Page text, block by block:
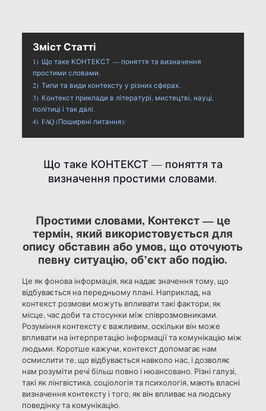
Зміст Статті
1) Що таке КОНТЕКСТ — поняття та визначення
простими словами.
2) Типи та види контексту у різних сферах.
3) Контекст приклади в літературі, мистецтві, науці,
політиці і так далі.
4) FAQ (Поширені питання):
Що таке КОНТЕКСТ — поняття та
визначення простими словами.
Простими словами, Контекст — це
термін, який використовується для
опису обставин або умов, що оточують
певну ситуацію, об’єкт або подію.
Це як фонова інформація, яка надає значення тому, що
відбувається на передньому плані. Наприклад, на
контекст розмови можуть впливати такі фактори, як
місце, час доби та стосунки між співрозмовниками.
Розуміння контексту є важливим, оскільки він може
впливати на інтерпретацію інформації та комунікацію між
людьми. Коротше кажучи, контекст допомагає нам
осмислити те, що відбувається навколо нас, і дозволяє
нам розуміти речі більш повно і нюансовано. Різні галузі,
такі як лінгвістика, соціологія та психологія, мають власні
визначення контексту і того, як він впливає на людську
поведінку та комунікацію.